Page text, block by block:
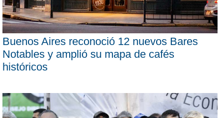
Buenos Aires reconoció 12 nuevos Bares
Notables y amplió su mapa de cafés
históricos